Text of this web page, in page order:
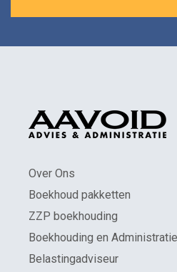
Over Ons
Boekhoud pakketten
ZZP boekhouding
Boekhouding en Administratie
Belastingadviseur